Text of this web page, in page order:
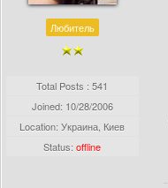
Любитель
Total Posts : 541
Joined: 10/28/2006
Location: Украина, Киев
Status:offline